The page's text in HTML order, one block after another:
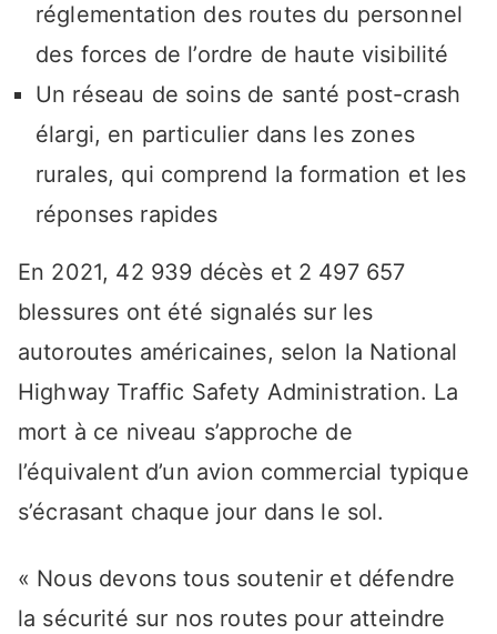
réglementation des routes du personnel
des forces de l’ordre de haute visibilité
Un réseau de soins de santé post-crash
élargi, en particulier dans les zones
rurales, qui comprend la formation et les
réponses rapides
En 2021, 42 939 décès et 2 497 657
blessures ont été signalés sur les
autoroutes américaines, selon la National
Highway Traffic Safety Administration. La
mort à ce niveau s’approche de
l’équivalent d’un avion commercial typique
s’écrasant chaque jour dans le sol.
« Nous devons tous soutenir et défendre
la sécurité sur nos routes pour atteindre